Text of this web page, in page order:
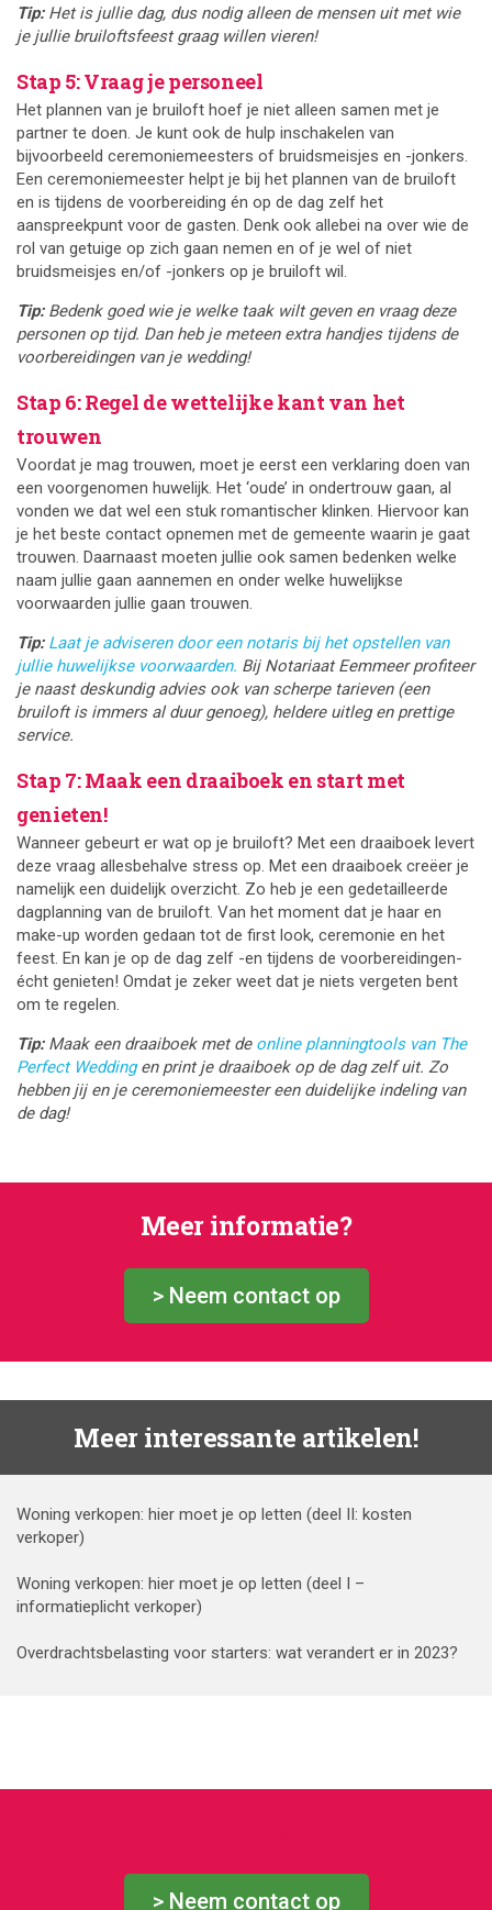
Tip:Het is jullie dag, dus nodig alleen de mensen uit met wie
je jullie bruiloftsfeest graag willen vieren!
Stap 5: Vraag je personeel
Het plannen van je bruiloft hoef je niet alleen samen met je
partner te doen. Je kunt ook de hulp inschakelen van
bijvoorbeeld ceremoniemeesters of bruidsmeisjes en -jonkers.
Een ceremoniemeester helpt je bij het plannen van de bruiloft
en is tijdens de voorbereiding én op de dag zelf het
aanspreekpunt voor de gasten. Denk ook allebei na over wie de
rol van getuige op zich gaan nemen en of je wel of niet
bruidsmeisjes en/of -jonkers op je bruiloft wil.
Tip:Bedenk goed wie je welke taak wilt geven en vraag deze
personen op tijd. Dan heb je meteen extra handjes tijdens de
voorbereidingen van je wedding!
Stap 6: Regel de wettelijke kant van het
trouwen
Voordat je mag trouwen, moet je eerst een verklaring doen van
een voorgenomen huwelijk. Het ‘oude’ in ondertrouw gaan, al
vonden we dat wel een stuk romantischer klinken. Hiervoor kan
je het beste contact opnemen met de gemeente waarin je gaat
trouwen. Daarnaast moeten jullie ook samen bedenken welke
naam jullie gaan aannemen en onder welke huwelijkse
voorwaarden jullie gaan trouwen.
Tip: Laat je adviseren door een notaris bij het opstellen van
jullie huwelijkse voorwaarden. Bij Notariaat Eemmeer profiteer
je naast deskundig advies ook van scherpe tarieven (een
bruiloft is immers al duur genoeg), heldere uitleg en prettige
service.
Stap 7: Maak een draaiboek en start met
genieten!
Wanneer gebeurt er wat op je bruiloft? Met een draaiboek levert
deze vraag allesbehalve stress op. Met een draaiboek creëer je
namelijk een duidelijk overzicht. Zo heb je een gedetailleerde
dagplanning van de bruiloft. Van het moment dat je haar en
make-up worden gedaan tot de first look, ceremonie en het
feest. En kan je op de dag zelf -en tijdens de voorbereidingen-
écht genieten! Omdat je zeker weet dat je niets vergeten bent
om te regelen.
Tip:Maak een draaiboek met de online planningtools van The
Perfect Weddingen print je draaiboek op de dag zelf uit. Zo
hebben jij en je ceremoniemeester een duidelijke indeling van
de dag!
Meer informatie?
> Neem contact op
Meer interessante artikelen!
Woning verkopen: hier moet je op letten (deel II: kosten
verkoper)
Woning verkopen: hier moet je op letten (deel I –
informatieplicht verkoper)
Overdrachtsbelasting voor starters: wat verandert er in 2023?
> Neem contact op